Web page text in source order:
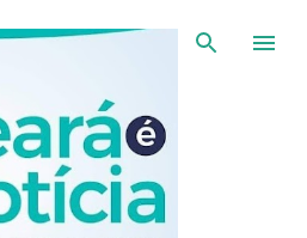
conteúdo principal